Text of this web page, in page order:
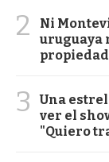
2
Ni
uruguaya
3
Una
ver el
"Quiero